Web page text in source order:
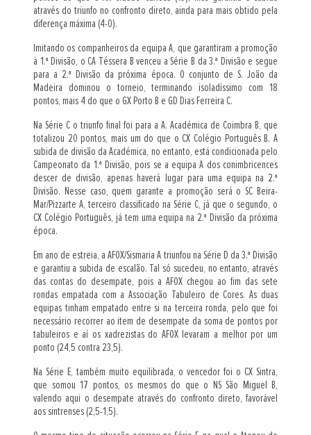
através do triunfo no confronto direto, ainda para mais obtido pela
diferença máxima (4-0).
Imitando os companheiros da equipa A, que garantiram a promoção
à 1.ª Divisão, o CA Téssera B venceu a Série B da 3.ª Divisão e segue
para a 2.ª Divisão da próxima época. O conjunto de S. João da
Madeira dominou o torneio, terminando isoladíssimo com 18
pontos, mais 4 do que o GX Porto B e GD Dias Ferreira C.
Na Série C o triunfo final foi para a A. Académica de Coimbra B, que
totalizou 20 pontos, mais um do que o CX Colégio Português B. A
subida de divisão da Académica, no entanto, está condicionada pelo
Campeonato da 1.ª Divisão, pois se a equipa A dos conimbricences
descer de divisão, apenas haverá lugar para uma equipa na 2.ª
Divisão. Nesse caso, quem garante a promoção será o SC Beira-
Mar/Pizzarte A, terceiro classificado na Série C, já que o segundo, o
CX Colégio Português, já tem uma equipa na 2.ª Divisão da próxima
época.
Em ano de estreia, a AFOX/Sismaria A triunfou na Série D da 3.ª Divisão
e garantiu a subida de escalão. Tal só sucedeu, no entanto, através
das contas do desempate, pois a AFOX chegou ao fim das sete
rondas empatada com a Associação Tabuleiro de Cores. As duas
equipas tinham empatado entre si na terceira ronda, pelo que foi
necessário recorrer ao item de desempate da soma de pontos por
tabuleiros e aí os xadrezistas do AFOX levaram a melhor por um
ponto (24,5 contra 23,5).
Na Série E, também muito equilibrada, o vencedor foi o CX Sintra,
que somou 17 pontos, os mesmos do que o NS São Miguel B,
valendo aqui o desempate através do confronto direto, favorável
aos sintrenses (2,5-1,5).